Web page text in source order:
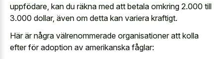
uppfödare, kan du räkna med att betala omkring 2.000 till
3.000 dollar, även om detta kan variera kraftigt.
Här är några välrenommerade organisationer att kolla
efter för adoption av amerikanska fåglar: